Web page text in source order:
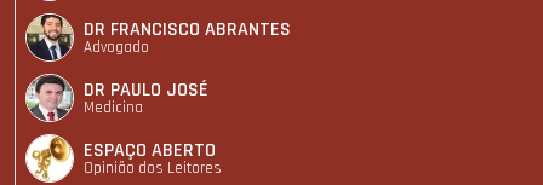
DR FRANCISCO ABRANTES
Advogado
DR PAULO JOSÉ
Medicina
ESPAÇO ABERTO
Opinião dos Leitores